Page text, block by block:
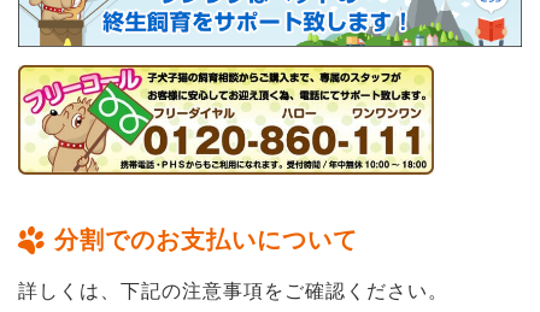
分割でのお支払いについて
詳しくは、下記の注意事項をご確認ください。